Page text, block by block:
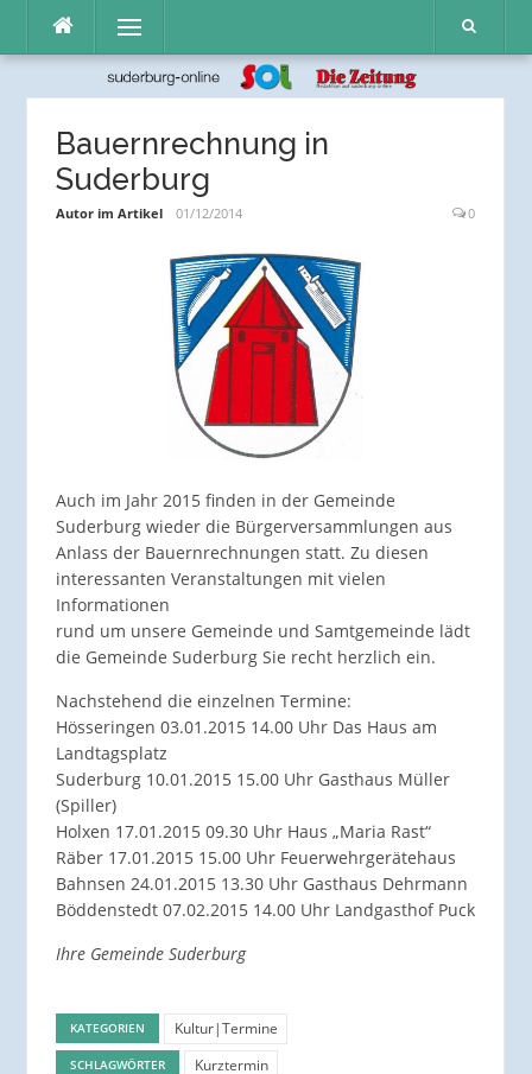
Inhalt
Menü
Bauernrechnung in
Suderburg
Autor im Artikel 01/12/2014 0
Auch im Jahr 2015 finden in der Gemeinde
Suderburg wieder die Bürgerversammlungen aus
Anlass der Bauernrechnungen statt. Zu diesen
interessanten Veranstaltungen mit vielen
Informationen
rund um unsere Gemeinde und Samtgemeinde lädt
die Gemeinde Suderburg Sie recht herzlich ein.
Nachstehend die einzelnen Termine:
Hösseringen 03.01.2015 14.00 Uhr Das Haus am
Landtagsplatz
Suderburg 10.01.2015 15.00 Uhr Gasthaus Müller
(Spiller)
Holxen 17.01.2015 09.30 Uhr Haus „Maria Rast“
Räber 17.01.2015 15.00 Uhr Feuerwehrgerätehaus
Bahnsen 24.01.2015 13.30 Uhr Gasthaus Dehrmann
Böddenstedt 07.02.2015 14.00 Uhr Landgasthof Puck
Ihre Gemeinde Suderburg
KATEGORIEN Kultur|Termine
SCHLAGWÖRTER Kurztermin